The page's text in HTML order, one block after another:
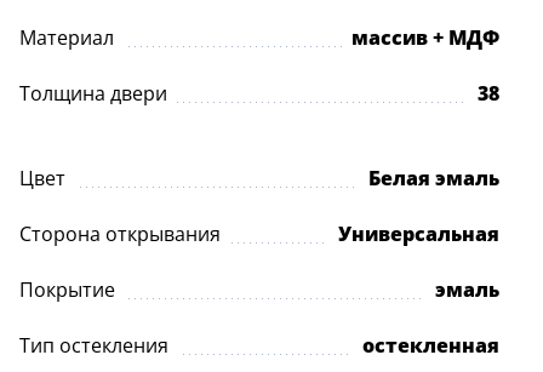
Материал массив + МДФ
Толщина двери 38
Цвет Белая эмаль
Сторона открывания Универсальная
Покрытие эмаль
Тип остекления остекленная